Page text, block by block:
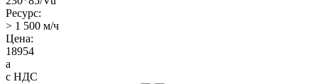
Ресурс:
> 1 500 м/ч
Цена:
18954
a
с НДС